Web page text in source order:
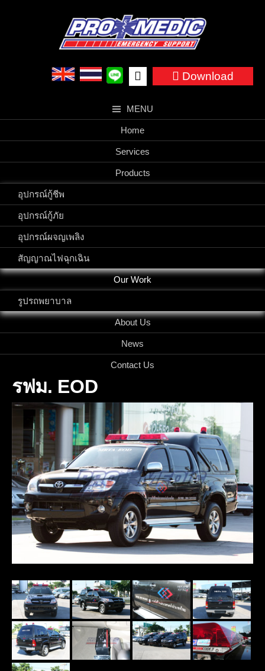
Download
Search
MENU
Home
Services
Products
อุปกรณ์กู้ชีพ
อุปกรณ์กู้ภัย
อุปกรณ์ผจญเพลิง
สัญญาณไฟฉุกเฉิน
Our Work
รูปรถพยาบาล
About Us
News
Contact Us
รฟม. EOD